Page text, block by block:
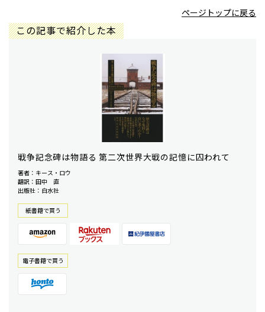
ページトップに戻る
この記事で紹介した本
戦争記念碑は物語る 第二次世界大戦の記憶に囚われて
著者：キース・ロウ
翻訳：田中 直
出版社：白水社
紙書籍で買う
電⼦書籍で買う